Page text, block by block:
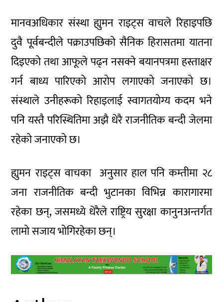
मानवअधिकार संस्था ह्युमन राइट्स वाचले रिहाइपछि
दुवै पूर्वबन्दीले पक्राउपछिको सैनिक हिरासतमा यातना
दिइएको तथा आफूले पढ्न नसक्ने बयानपत्रमा हस्ताक्षर
गर्न बाध्य पारिएको आरोप लगाएको जनाएको छ।
संस्थाले उनीहरूको रिहाइलाई स्वागतयोग्य कदम भने
पनि यस्तै परिस्थितिमा अझै धेरै राजनीतिक बन्दी जेलमा
रहेको जनाएको छ।
ह्युमन राइट्स वाचका अनुसार हाल पनि कम्तीमा २८
जना राजनीतिक बन्दी भुटानका विभिन्न कारागारमा
रहेका छन्, जसमध्ये धेरैले राष्ट्रिय सुरक्षा कानुनअन्तर्गत
लामो सजाय भोगिरहेका छन्।